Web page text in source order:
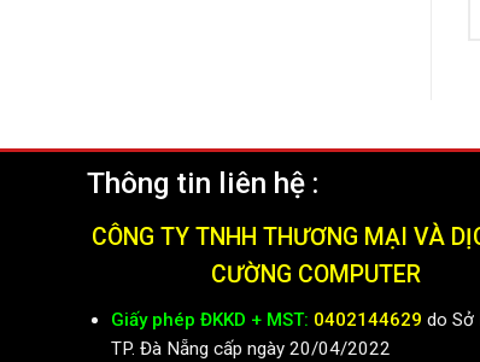
Thông tin liên hệ :
CÔNG TY TNHH THƯƠNG MẠI VÀ
CƯỜNG COMPUTER
Giấy phép ĐKKD + MST: 0402144629 do Sở
TP. Đà Nẵng cấp ngày 20/04/2022